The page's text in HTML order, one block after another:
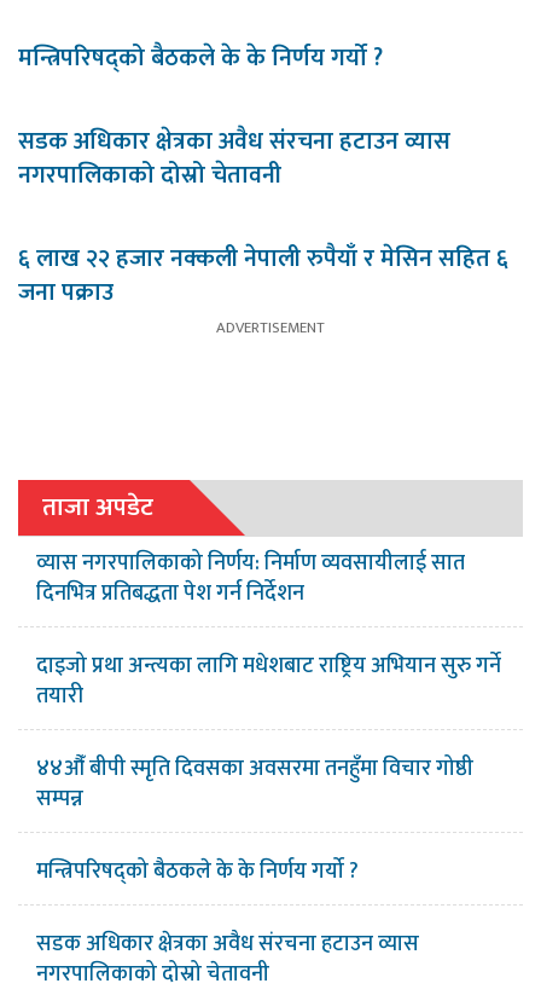
मन्त्रिपरिषद्को बैठकले के के निर्णय गर्यो ?
सडक अधिकार क्षेत्रका अवैध संरचना हटाउन व्यास
नगरपालिकाको दोस्रो चेतावनी
६ लाख २२ हजार नक्कली नेपाली रुपैयाँ र मेसिन सहित ६
जना पक्राउ
ताजा अपडेट
व्यास नगरपालिकाको निर्णय: निर्माण व्यवसायीलाई सात
दिनभित्र प्रतिबद्धता पेश गर्न निर्देशन
दाइजो प्रथा अन्त्यका लागि मधेशबाट राष्ट्रिय अभियान सुरु गर्ने
तयारी
४४औँ बीपी स्मृति दिवसका अवसरमा तनहुँमा विचार गोष्ठी
सम्पन्न
मन्त्रिपरिषद्को बैठकले के के निर्णय गर्यो ?
सडक अधिकार क्षेत्रका अवैध संरचना हटाउन व्यास
नगरपालिकाको दोस्रो चेतावनी